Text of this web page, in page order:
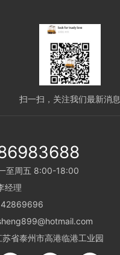
扫一扫，关注我们最新消息
至周五 8:00-18:00
经理
苏省泰州市高港临港工业园